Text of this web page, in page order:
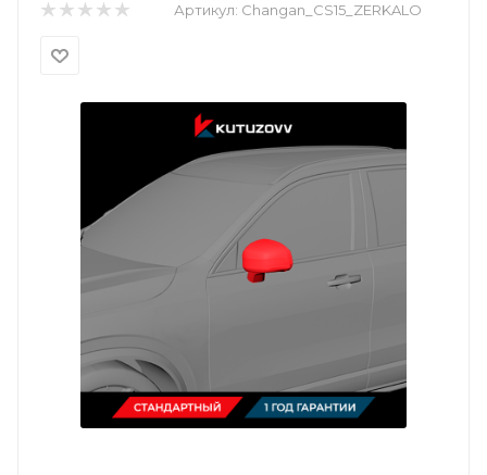
Артикул: Changan_CS15_ZERKALO